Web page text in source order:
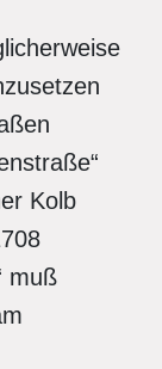
Kolb
muß